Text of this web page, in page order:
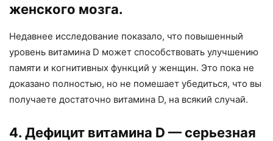
женского мозга.
Недавнее исследование показало, что повышенный
уровень витамина D может способствовать улучшению
памяти и когнитивных функций у женщин. Это пока не
доказано полностью, но не помешает убедиться, что вы
получаете достаточно витамина D, на всякий случай.
4. Дефицит витамина D — серьезная